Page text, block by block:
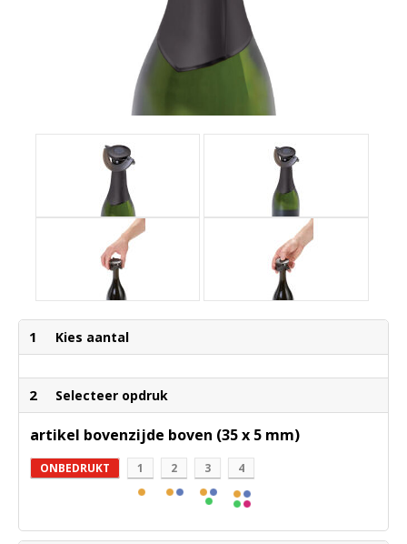
1 Kies aantal
2 Selecteer opdruk
artikel bovenzijde boven (35 x 5 mm)
ONBEDRUKT 1 2 3 4